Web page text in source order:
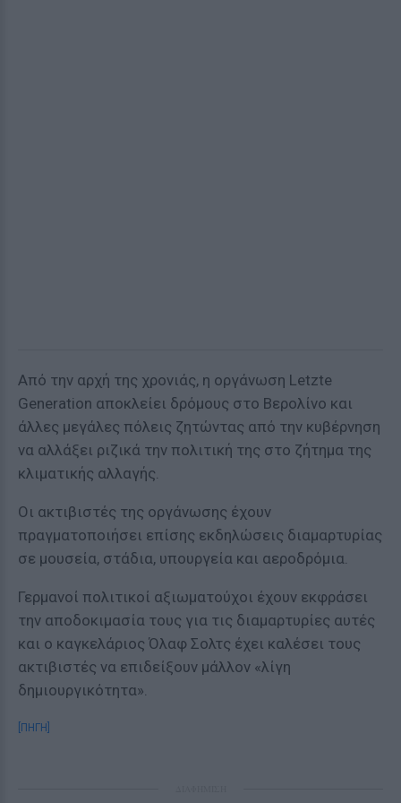
Από την αρχή της χρονιάς, η οργάνωση Letzte
Generation αποκλείει δρόμους στο Βερολίνο και
άλλες μεγάλες πόλεις ζητώντας από την κυβέρνηση
να αλλάξει ριζικά την πολιτική της στο ζήτημα της
κλιματικής αλλαγής.
Οι ακτιβιστές της οργάνωσης έχουν
πραγματοποιήσει επίσης εκδηλώσεις διαμαρτυρίας
σε μουσεία, στάδια, υπουργεία και αεροδρόμια.
Γερμανοί πολιτικοί αξιωματούχοι έχουν εκφράσει
την αποδοκιμασία τους για τις διαμαρτυρίες αυτές
και ο καγκελάριος Όλαφ Σολτς έχει καλέσει τους
ακτιβιστές να επιδείξουν μάλλον «λίγη
δημιουργικότητα».
[ΠΗΓΗ]